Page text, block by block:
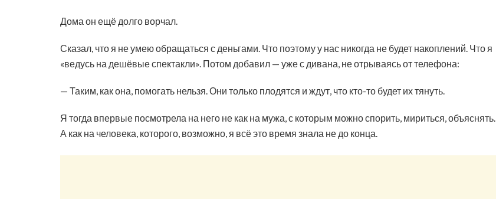
Дома он ещё долго ворчал.
Сказал, что я не умею обращаться с деньгами. Что поэтому у нас никогда не будет накоплений. Что я
«ведусь на дешёвые спектакли». Потом добавил — уже с дивана, не отрываясь от телефона:
— Таким, как она, помогать нельзя. Они только плодятся и ждут, что кто-то будет их тянуть.
Я тогда впервые посмотрела на него не как на мужа, с которым можно спорить, мириться, объяснять.
А как на человека, которого, возможно, я всё это время знала не до конца.